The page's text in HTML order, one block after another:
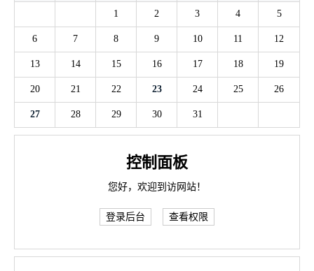
1 2 3 4 5
6 7 8 9 10 11 12
13 14 15 16 17 18 19
20 21 22 23 24 25 26
27 28 29 30 31
控制面板
您好，欢迎到访网站！
登录后台 查看权限